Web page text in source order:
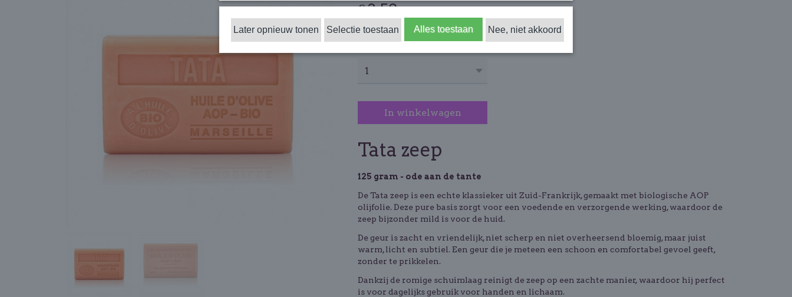
€ 3,50
✓Op voorraad
In winkelwagen
Tata zeep
125 gram - ode aan de tante
De Tata zeep is een echte klassieker uit Zuid-Frankrijk, gemaakt met biologische AOP
olijfolie. Deze pure basis zorgt voor een voedende en verzorgende werking, waardoor de
zeep bijzonder mild is voor de huid.
De geur is zacht en vriendelijk, niet scherp en niet overheersend bloemig, maar juist
warm, licht en subtiel. Een geur die je meteen een schoon en comfortabel gevoel geeft,
zonder te prikkelen.
Dankzij de romige schuimlaag reinigt de zeep op een zachte manier, waardoor hij perfect
is voor dagelijks gebruik voor handen en lichaam.
Later opnieuw tonen Selectie toestaan Alles toestaan Nee, niet akkoord